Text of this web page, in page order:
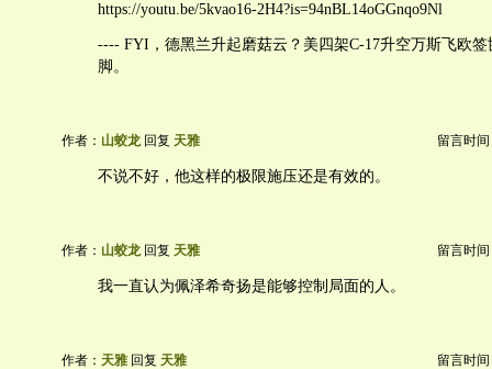
https://youtu.be/5kvao16-2H4?is=94nBL14oGGnqo9Nl
---- FYI，德黑兰升起磨菇云？美四架C-17升空万斯飞欧
脚。
作者： 山蛟龙回复 天雅 留言时间
不说不好，他这样的极限施压还是有效的。
作者： 山蛟龙回复 天雅 留言时间
我一直认为佩泽希奇扬是能够控制局面的人。
作者： 天雅 回复 天雅 留言时间